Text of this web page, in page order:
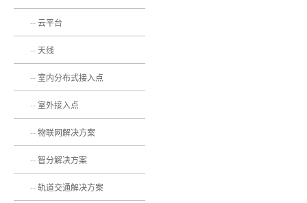
云平台
天线
室内分布式接入点
室外接入点
物联网解决方案
智分解决方案
轨道交通解决方案